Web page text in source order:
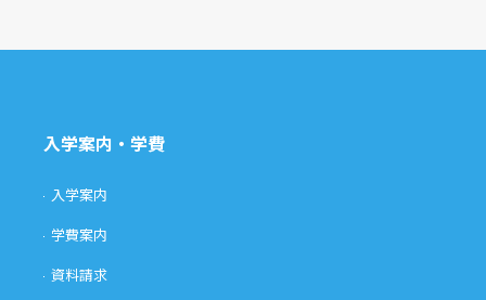
入学案内・学費
入学案内
学費案内
資料請求